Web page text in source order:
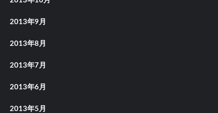
2013年9月
2013年8月
2013年7月
2013年6月
2013年5月